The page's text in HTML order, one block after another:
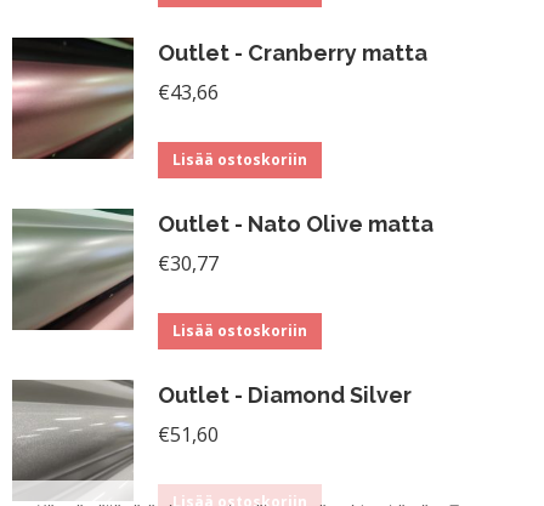
Outlet - Cranberry matta
€43,66
Lisää ostoskoriin
Outlet - Nato Olive matta
€30,77
Lisää ostoskoriin
Outlet - Diamond Silver
€51,60
Lisää ostoskoriin